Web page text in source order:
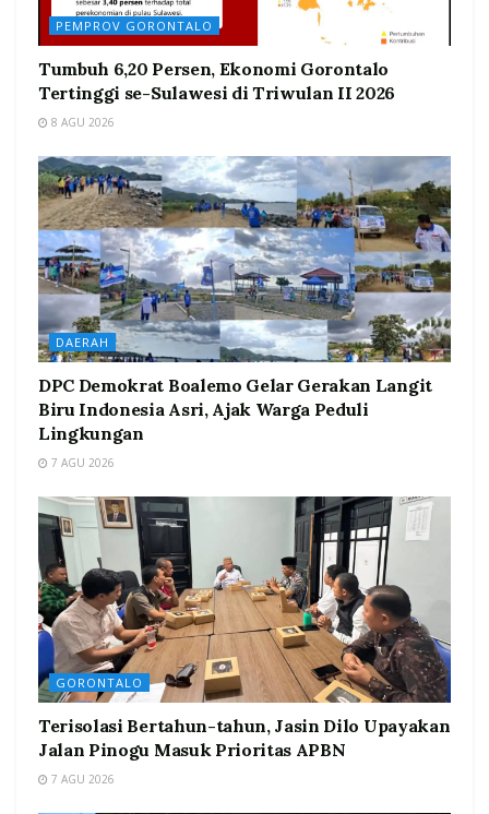
PEMPROV GORONTALO
Tumbuh 6,20 Persen, Ekonomi Gorontalo
Tertinggi se-Sulawesi di Triwulan II 2026
8 AGU 2026
DAERAH
DPC Demokrat Boalemo Gelar Gerakan Langit
Biru Indonesia Asri, Ajak Warga Peduli
Lingkungan
7 AGU 2026
GORONTALO
Terisolasi Bertahun-tahun, Jasin Dilo Upayakan
Jalan Pinogu Masuk Prioritas APBN
7 AGU 2026